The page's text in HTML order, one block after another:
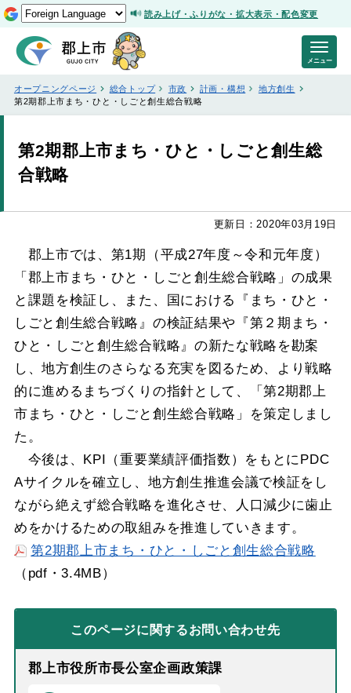
読み上げ・ふりがな・拡大表示・配色変更
オープニングページ 総合トップ 市政 計画・構想
地方創生
第2期郡上市まち・ひと・しごと創生総合戦略
第2期郡上市まち・ひと・しごと創生総
合戦略
更新日：2020年03月19日
郡上市では、第1期（平成27年度～令和元年度）
「郡上市まち・ひと・しごと創生総合戦略」の成果
と課題を検証し、また、国における『まち・ひと・
しごと創生総合戦略』の検証結果や『第２期まち・
ひと・しごと創生総合戦略』の新たな戦略を勘案
し、地方創生のさらなる充実を図るため、より戦略
的に進めるまちづくりの指針として、「第2期郡上
市まち・ひと・しごと創生総合戦略」を策定しまし
た。
今後は、KPI（重要業績評価指数）をもとにPDC
Aサイクルを確立し、地方創生推進会議で検証をし
ながら絶えず総合戦略を進化させ、人口減少に歯止
めをかけるための取組みを推進していきます。
第2期郡上市まち・ひと・しごと創生総合戦略
（pdf・3.4MB）
このページに関するお問い合わせ先
郡上市役所市長公室企画政策課
メニュー